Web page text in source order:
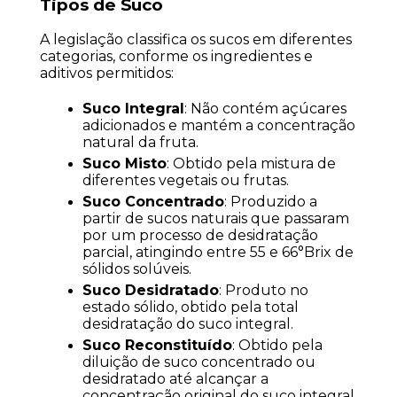
Tipos de Suco
A legislação classifica os sucos em diferentes
categorias, conforme os ingredientes e
aditivos permitidos:
Suco Integral : Não contém açúcares
adicionados e mantém a concentração
natural da fruta.
Suco Misto: Obtido pela mistura de
diferentes vegetais ou frutas.
Suco Concentrado: Produzido a
partir de sucos naturais que passaram
por um processo de desidratação
parcial, atingindo entre 55 e 66°Brix de
sólidos solúveis.
Suco Desidratado: Produto no
estado sólido, obtido pela total
desidratação do suco integral.
Suco Reconstituído: Obtido pela
diluição de suco concentrado ou
desidratado até alcançar a